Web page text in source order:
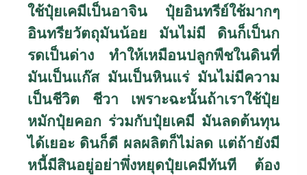
ใช้ปุ๋ยเคมีเป็นอาจิน ปุ๋ยอินทรีย์ใช้มากๆ
อินทรียวัตถุมันน้อย มันไม่มี ดินก็เป็นก
รดเป็นด่าง ทำให้เหมือนปลูกพืชในดินที่
มันเป็นแก๊ส มันเป็นหินแร่ มันไม่มีความ
เป็นชีวิต ชีวา เพราะฉะนั้นถ้าเราใช้ปุ๋ย
หมักปุ๋ยคอก ร่วมกับปุ๋ยเคมี มันลดต้นทุน
ได้เยอะ ดินก็ดี ผลผลิตก็ไม่ลด แต่ถ้ายังมี
หนี้มีสินอยู่อย่าพึ่งหยุดปุ๋ยเคมีทันที ต้อง